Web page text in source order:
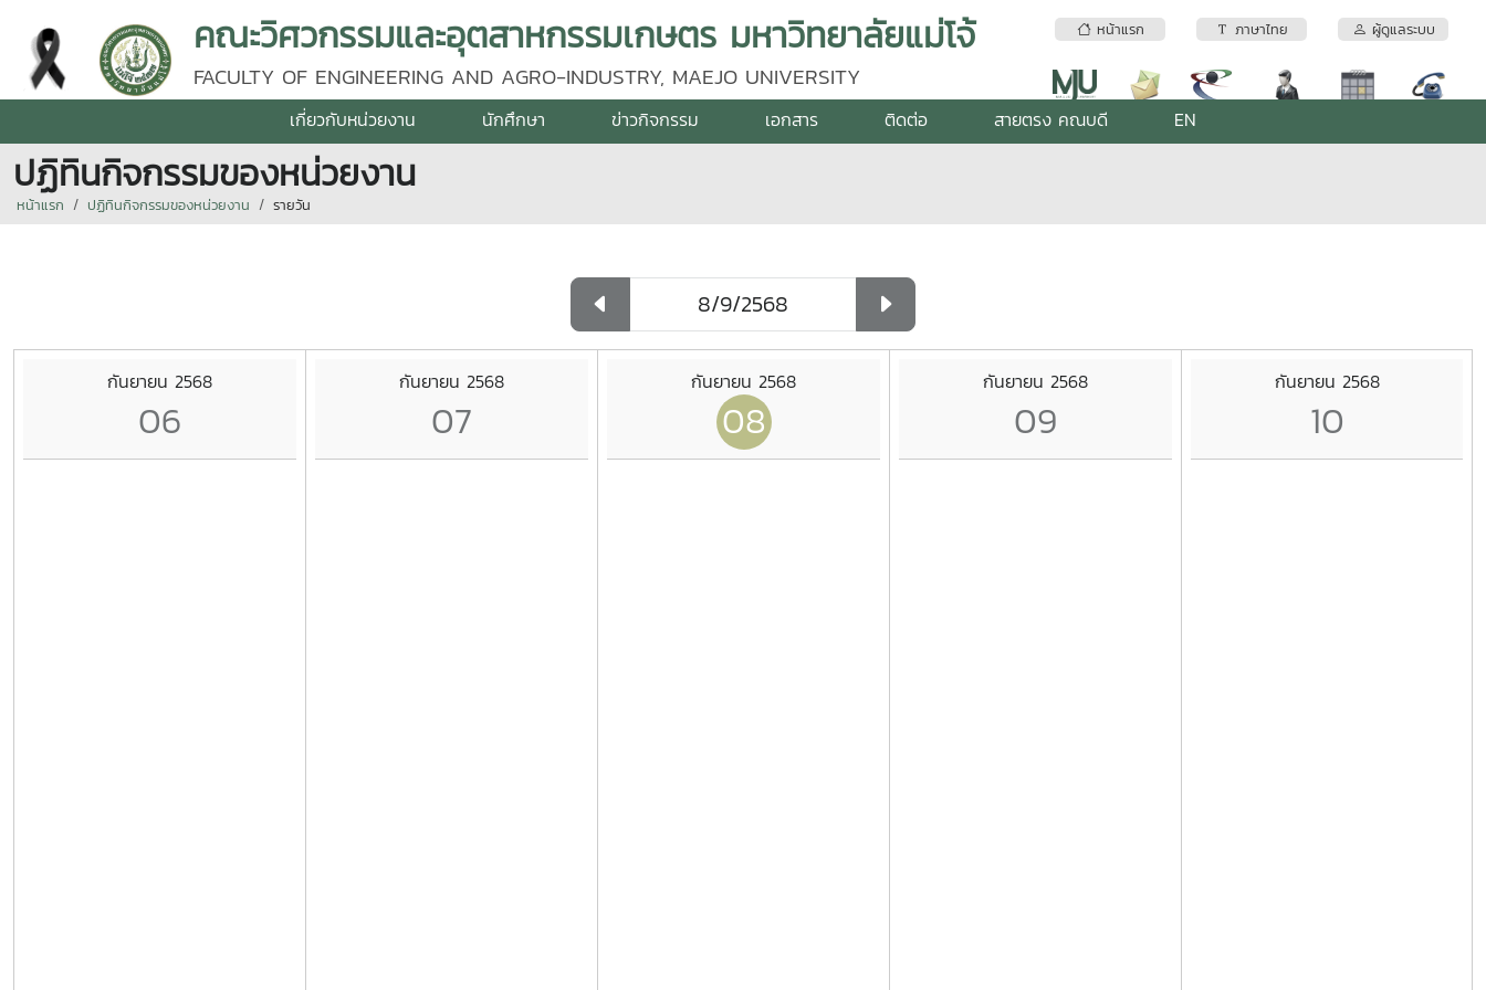
หน้าแรก ภาษาไทย ผู้ดูแลระบบ
คณะวิศวกรรมและอุตสาหกรรมเกษตร มหาวิทยาลัยแม่โจ้
FACULTY OF ENGINEERING AND AGRO-INDUSTRY, MAEJO UNIVERSITY
เกี่ยวกับหน่วยงาน นักศึกษา ข่าวกิจกรรม เอกสาร ติดต่อ สายตรง คณบดี EN
ปฏิทินกิจกรรมของหน่วยงาน
หน้าแรก ปฏิทินกิจกรรมของหน่วยงาน รายวัน
กันยายน 2568
06
กันยายน 2568
07
กันยายน 2568
08
กันยายน 2568
09
กันยายน 2568
10